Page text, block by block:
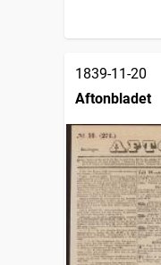
1839-11-20
Aftonbladet